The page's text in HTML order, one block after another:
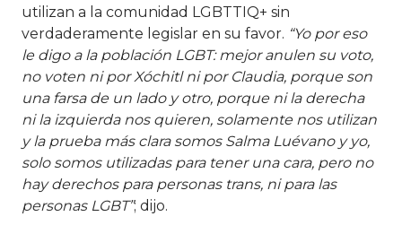
utilizan a la comunidad LGBTTIQ+ sin
verdaderamente legislar en su favor. “Yo por eso
le digo a la población LGBT: mejor anulen su voto,
no voten ni por Xóchitl ni por Claudia, porque son
una farsa de un lado y otro, porque ni la derecha
ni la izquierda nos quieren, solamente nos utilizan
y la prueba más clara somos Salma Luévano y yo,
solo somos utilizadas para tener una cara, pero no
hay derechos para personas trans, ni para las
personas LGBT”; dijo.